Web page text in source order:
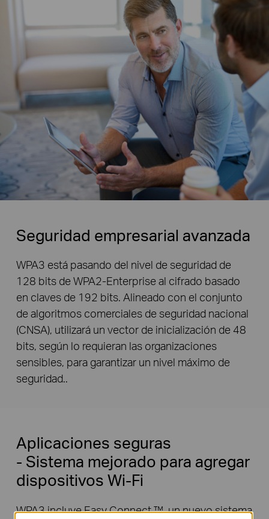
Seguridad empresarial avanzada
WPA3 está pasando del nivel de seguridad de
128 bits de WPA2-Enterprise al cifrado basado
en claves de 192 bits. Alineado con el conjunto
de algoritmos comerciales de seguridad nacional
(CNSA), utilizará un vector de inicialización de 48
bits, según lo requieran las organizaciones
sensibles, para garantizar un nivel máximo de
seguridad..
Aplicaciones seguras
- Sistema mejorado para agregar
dispositivos Wi-Fi
WPA3 incluye Easy Connect ™, un nuevo sistema